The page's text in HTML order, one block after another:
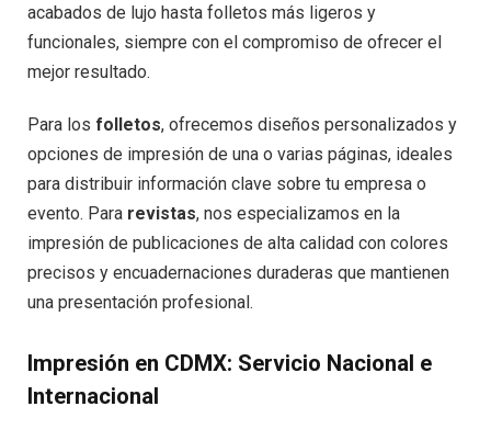
acabados de lujo hasta folletos más ligeros y
funcionales, siempre con el compromiso de ofrecer el
mejor resultado.
Para los folletos, ofrecemos diseños personalizados y
opciones de impresión de una o varias páginas, ideales
para distribuir información clave sobre tu empresa o
evento. Para revistas, nos especializamos en la
impresión de publicaciones de alta calidad con colores
precisos y encuadernaciones duraderas que mantienen
una presentación profesional.
Impresión en CDMX: Servicio Nacional e
Internacional